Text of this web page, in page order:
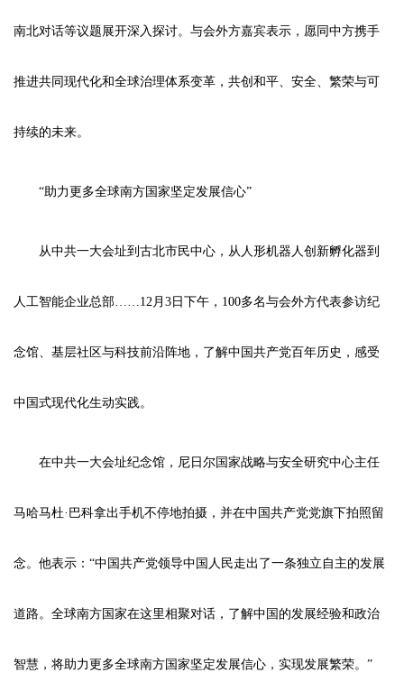
南北对话等议题展开深入探讨。与会外方嘉宾表示，愿同中方携手
推进共同现代化和全球治理体系变革，共创和平、安全、繁荣与可
持续的未来。
“助力更多全球南方国家坚定发展信心”
从中共一大会址到古北市民中心，从人形机器人创新孵化器到
人工智能企业总部……12月3日下午，100多名与会外方代表参访纪
念馆、基层社区与科技前沿阵地，了解中国共产党百年历史，感受
中国式现代化生动实践。
在中共一大会址纪念馆，尼日尔国家战略与安全研究中心主任
马哈马杜·巴科拿出手机不停地拍摄，并在中国共产党党旗下拍照留
念。他表示：“中国共产党领导中国人民走出了一条独立自主的发展
道路。全球南方国家在这里相聚对话，了解中国的发展经验和政治
智慧，将助力更多全球南方国家坚定发展信心，实现发展繁荣。”